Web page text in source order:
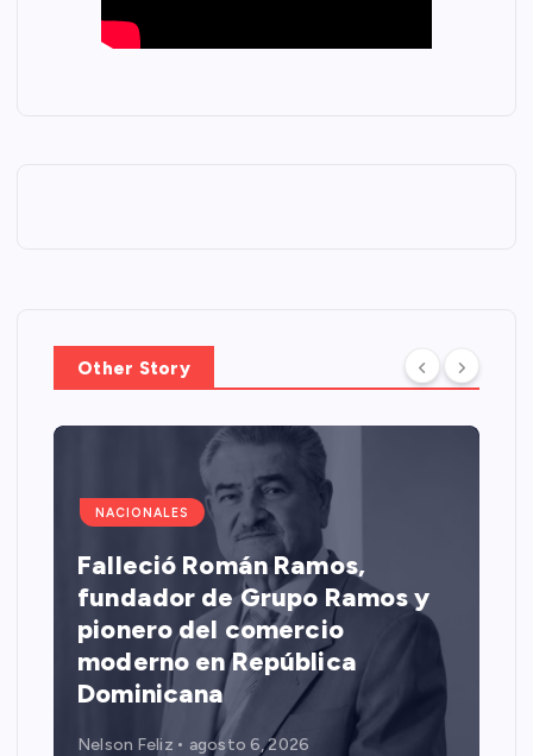
Other Story
NACIONALES
Falleció Román Ramos,
fundador de Grupo Ramos y
pionero del comercio
moderno en República
Dominicana
Nelson Feliz agosto 6, 2026